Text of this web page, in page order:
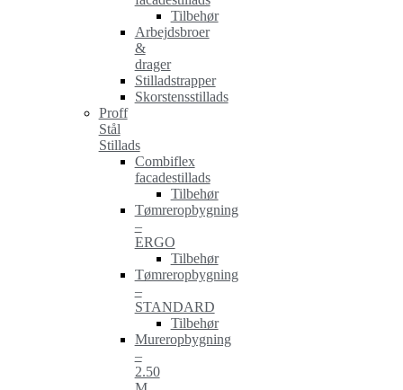
Tilbehør
Arbejdsbroer
&
drager
Stilladstrapper
Skorstensstillads
Proff
Stål
Stillads
Combiflex
facadestillads
Tilbehør
Tømreropbygning
–
ERGO
Tilbehør
Tømreropbygning
–
STANDARD
Tilbehør
Mureropbygning
–
2.50